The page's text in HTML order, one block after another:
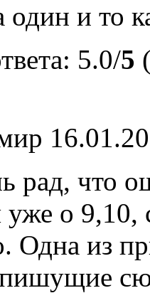
один и то
5.0/5
рад, что
уже о 9,10,
Одна из